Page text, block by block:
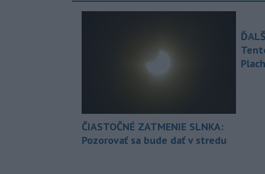
ČIASTOČNÉ ZATMENIE SLNKA:
Pozorovať sa bude dať v stredu